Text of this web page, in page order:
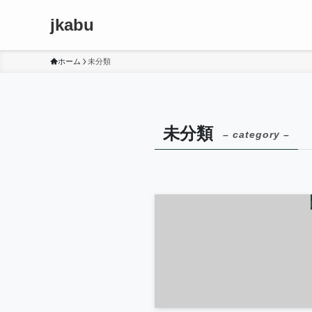
jkabu
ホーム 未分類
未分類 – category –